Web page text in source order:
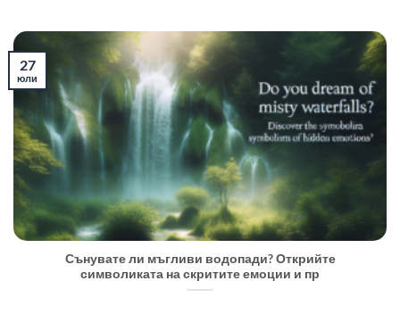
Сънувате ли мъгливи водопади? Открийте
символиката на скритите емоции и пр
27
юли